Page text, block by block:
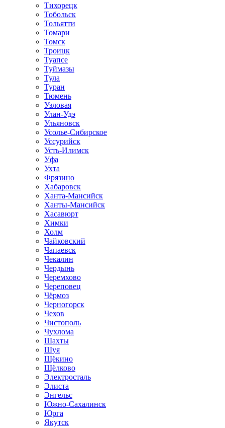
Тихорецк
Тобольск
Тольятти
Томари
Томск
Троицк
Туапсе
Туймазы
Тула
Туран
Тюмень
Узловая
Улан-Удэ
Ульяновск
Усолье-Сибирское
Уссурийск
Усть-Илимск
Уфа
Ухта
Фрязино
Хабаровск
Ханта-Мансийск
Ханты-Мансийск
Хасавюрт
Химки
Холм
Чайковский
Чапаевск
Чекалин
Чердынь
Черемхово
Череповец
Чёрмоз
Черногорск
Чехов
Чистополь
Чухлома
Шахты
Шуя
Щёкино
Щёлково
Электросталь
Элиста
Энгельс
Южно-Сахалинск
Юрга
Якутск